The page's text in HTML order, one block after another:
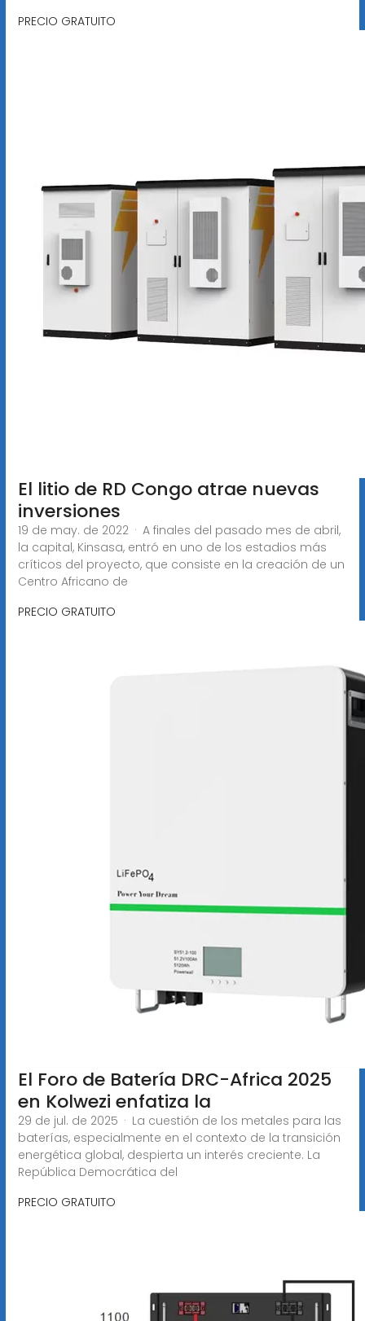
PRECIO GRATUITO
El litio de RD Congo atrae nuevas
inversiones
19 de may. de 2022 · A finales del pasado mes de abril,
la capital, Kinsasa, entró en uno de los estadios más
críticos del proyecto, que consiste en la creación de un
Centro Africano de
PRECIO GRATUITO
El Foro de Batería DRC-Africa 2025
en Kolwezi enfatiza la
29 de jul. de 2025 · La cuestión de los metales para las
baterías, especialmente en el contexto de la transición
energética global, despierta un interés creciente. La
República Democrática del
PRECIO GRATUITO